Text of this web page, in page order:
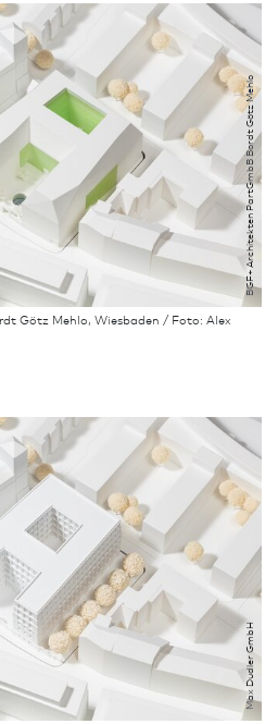
BGF+ Architekten PartGmbB Bordt Götz Mehlo
Götz Mehlo, Wies­ba­den / Foto: Alex
Max Dudler GmbH